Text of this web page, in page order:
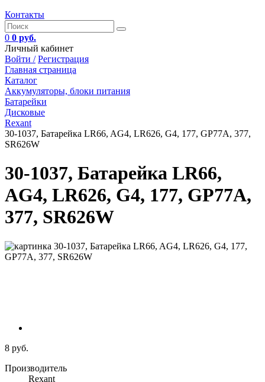
Контакты
0 0 руб.
Личный кабинет
Войти / Регистрация
Главная страница
Каталог
Аккумуляторы, блоки питания
Батарейки
Дисковые
Rexant
30-1037, Батарейка LR66, AG4, LR626, G4, 177, GP77A, 377,
SR626W
30-1037, Батарейка LR66,
AG4, LR626, G4, 177, GP77A,
377, SR626W
8 руб.
Производитель
Rexant